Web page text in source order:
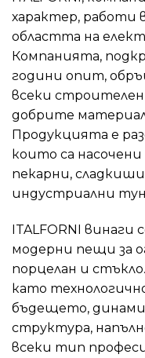
характер, работи
областта на
Компанията,
години опит,
всеки строителен
добрите
Продукцията е
които са
пекарни,
индустриални
ITALFORNI винаги
модерни пещи за
порцелан и
като
бъдещето,
структура,
всеки тип